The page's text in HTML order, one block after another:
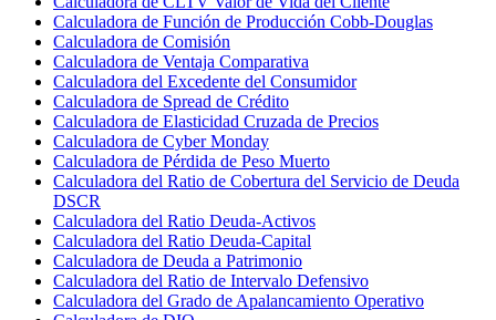
Calculadora de Función de Producción Cobb-Douglas
Calculadora de Comisión
Calculadora de Ventaja Comparativa
Calculadora del Excedente del Consumidor
Calculadora de Spread de Crédito
Calculadora de Elasticidad Cruzada de Precios
Calculadora de Cyber Monday
Calculadora de Pérdida de Peso Muerto
Calculadora del Ratio de Cobertura del Servicio de Deuda
DSCR
Calculadora del Ratio Deuda-Activos
Calculadora del Ratio Deuda-Capital
Calculadora de Deuda a Patrimonio
Calculadora del Ratio de Intervalo Defensivo
Calculadora del Grado de Apalancamiento Operativo